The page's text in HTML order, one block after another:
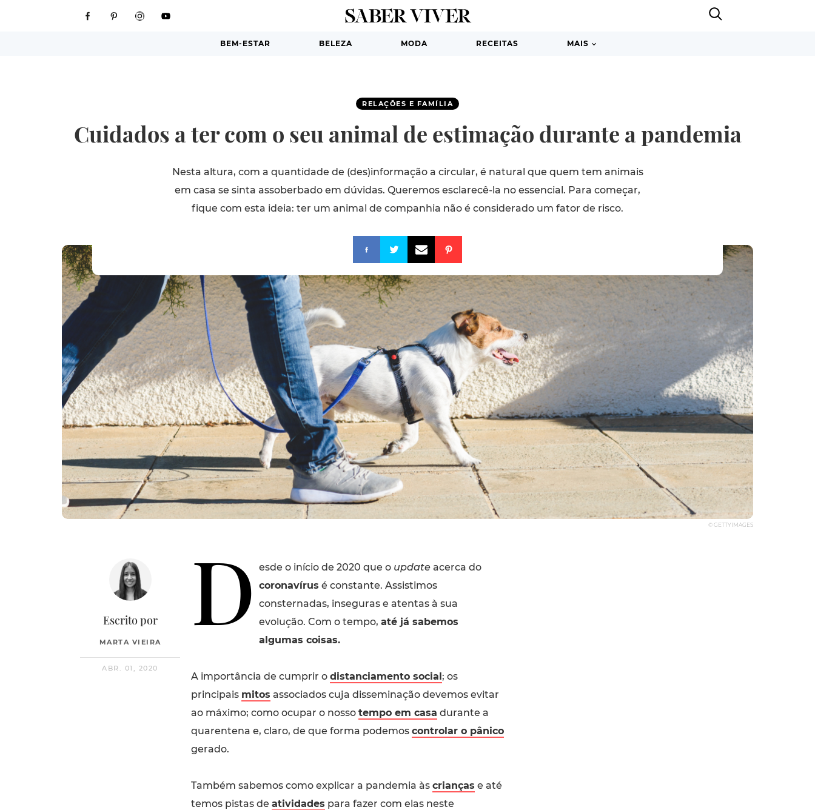
BEM-ESTAR BELEZA MODA RECEITAS MAIS
RELAÇÕES E FAMÍLIA
Cuidados a ter com o seu animal de estimação durante a pandemia
Nesta altura, com a quantidade de (des)informação a circular, é natural que quem tem animais
em casa se sinta assoberbado em dúvidas. Queremos esclarecê-la no essencial. Para começar,
fique com esta ideia: ter um animal de companhia não é considerado um fator de risco.
© GETTYIMAGES
Escrito por
MARTA VIEIRA
ABR. 01, 2020
D esde o início de 2020 que o updateacerca do
coronavírus é constante. Assistimos
consternadas, inseguras e atentas à sua
evolução. Com o tempo, até já sabemos
algumas coisas.
A importância de cumprir o distanciamento social; os
principais mitos associados cuja disseminação devemos evitar
ao máximo; como ocupar o nosso tempo em casa durante a
quarentena e, claro, de que forma podemos controlar o pânico
gerado.
Também sabemos como explicar a pandemia às crianças e até
temos pistas de atividades para fazer com elas neste